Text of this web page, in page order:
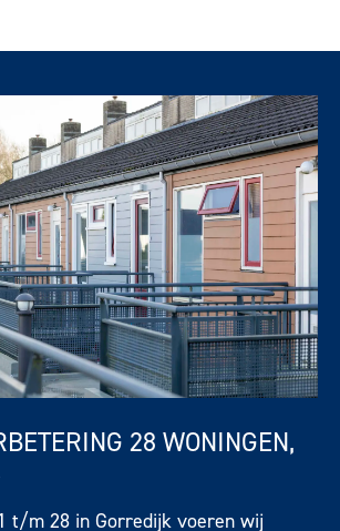
28 WONINGEN,
t/m 28 in Gorredijk voeren wij